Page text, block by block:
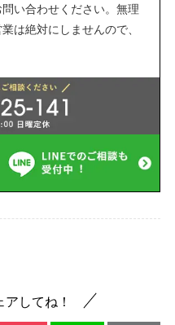
い合わせください。無理
は絶対にしませんので、
アしてね！